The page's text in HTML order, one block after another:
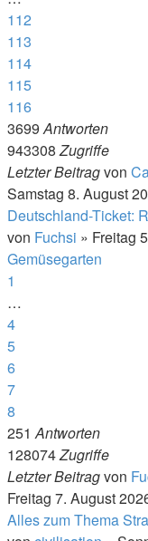
112
113
114
115
116
3699Antworten
943308Zugriffe
Letzter Beitragvon
Samstag 8. August
Deutschland-Ticket:
von Fuchsi » Freitag
Gemüsegarten
1
…
4
5
6
7
8
251Antworten
128074Zugriffe
Letzter Beitragvon
Freitag 7. August
Alles zum Thema